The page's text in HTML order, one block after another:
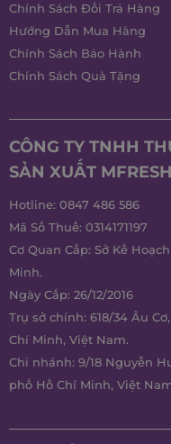
Chính Sách Đổi Trả Hàng
Hướng Dẫn Mua Hàng
Chính Sách Bảo Hành
Chính Sách Quà Tặng
CÔNG TY TNHH
SẢN XUẤT MFRESH
Hotline: 0847 486 586
Mã Số Thuế: 0314171197
Cơ Quan Cấp: Sở Kế
Minh.
Ngày Cấp: 26/12/2016
Trụ sở chính: 618/34 Âu
Chí Minh, Việt Nam.
Chi nhánh: 9/18 Nguyễn
phố Hồ Chí Minh, Việt